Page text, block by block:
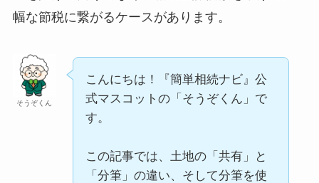
幅な節税に繋がるケースがあります。
そうぞくん
こんにちは！『簡単相続ナビ』公
式マスコットの「そうぞくん」で
す。
この記事では、土地の「共有」と
「分筆」の違い、そして分筆を使